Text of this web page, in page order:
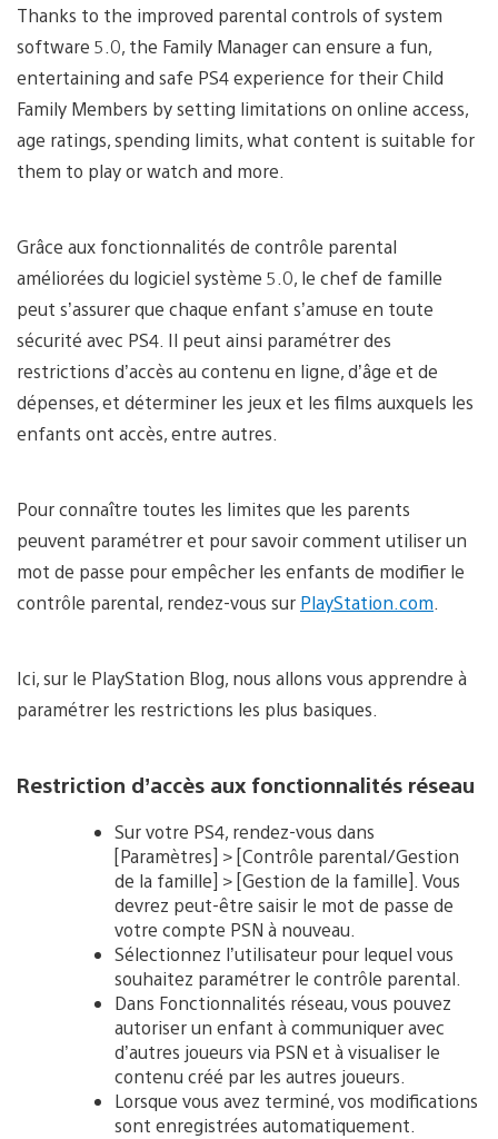
Thanks to the improved parental controls of system
software 5.0, the Family Manager can ensure a fun,
entertaining and safe PS4 experience for their Child
Family Members by setting limitations on online access,
age ratings, spending limits, what content is suitable for
them to play or watch and more.
Grâce aux fonctionnalités de contrôle parental
améliorées du logiciel système 5.0, le chef de famille
peut s’assurer que chaque enfant s’amuse en toute
sécurité avec PS4. Il peut ainsi paramétrer des
restrictions d’accès au contenu en ligne, d’âge et de
dépenses, et déterminer les jeux et les films auxquels les
enfants ont accès, entre autres.
Pour connaître toutes les limites que les parents
peuvent paramétrer et pour savoir comment utiliser un
mot de passe pour empêcher les enfants de modifier le
contrôle parental, rendez-vous sur PlayStation.com.
Ici, sur le PlayStation Blog, nous allons vous apprendre à
paramétrer les restrictions les plus basiques.
Restriction d’accès aux fonctionnalités réseau
Sur votre PS4, rendez-vous dans
[Paramètres] > [Contrôle parental/Gestion
de la famille] > [Gestion de la famille]. Vous
devrez peut-être saisir le mot de passe de
votre compte PSN à nouveau.
Sélectionnez l’utilisateur pour lequel vous
souhaitez paramétrer le contrôle parental.
Dans Fonctionnalités réseau, vous pouvez
autoriser un enfant à communiquer avec
d’autres joueurs via PSN et à visualiser le
contenu créé par les autres joueurs.
Lorsque vous avez terminé, vos modifications
sont enregistrées automatiquement.